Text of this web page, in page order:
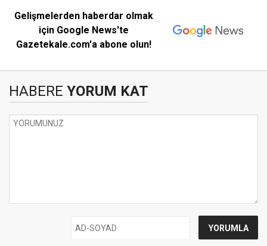
Gelişmelerden haberdar olmak
için Google News'te
Gazetekale.com'a abone olun!
HABERE YORUM KAT